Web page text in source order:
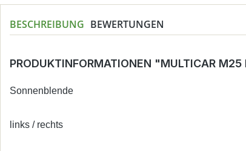
BESCHREIBUNG BEWERTUNGEN
PRODUKTINFORMATIONEN "MULTICAR
Sonnenblende
links / rechts